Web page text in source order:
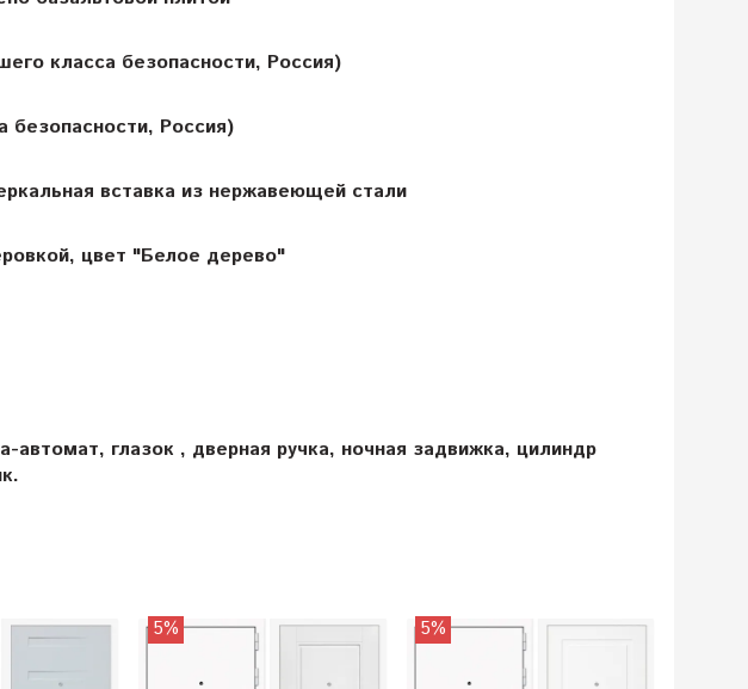
класса безопасности, Россия)
безопасности, Россия)
вставка из нержавеющей стали
цвет "Белое дерево"
автомат, глазок , дверная ручка, ночная задвижка, цилиндр
5% 5%